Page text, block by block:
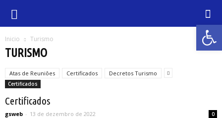
Abrir
Inicio Turismo
TURISMO
Atas de Reuniões Certificados Decretos Turismo
Certificados
Certificados
gsweb - 13 de dezembro de 2022 0